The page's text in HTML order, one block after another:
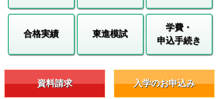
合格実績 東進模試
学費・
申込手続き
資料請求 入学のお申込み